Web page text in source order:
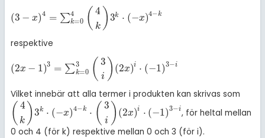
(3 − x)4 = ∑4
k=0 ( 4
k )3k ⋅ (−x)4−k
3-x4 =∑k=044 k3k·( - - k
respektive
(2x − 1)3 = ∑3
k=0 ( 3
i ) (2x)i ⋅ (−1)3−i
2x-1 3= ∑k= 033i2 xi·-13 -
Vilket innebär att alla termer i produkten kan skrivas som
( 4
k )3k ⋅ (−x)4−k ⋅ ( 3
i ) (2x)i ⋅ (−1)3−i
4 3 ·(-x )4-k·3i2x ( -1 )3 i
, för heltal mellan
0 och 4 (för k) respektive mellan 0 och 3 (för i).